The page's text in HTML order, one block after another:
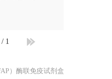
/ 1
）酶联免疫试剂盒